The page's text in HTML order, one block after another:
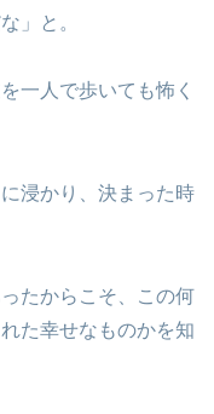
」と。
一人で歩いても怖く
浸かり、決まった時
たからこそ、この何
た幸せなものかを知